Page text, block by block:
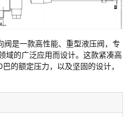
是一款高性能、重型液压阀，专
域的广泛应用而设计。这款紧凑高
的额定压力，以及坚固的设计，